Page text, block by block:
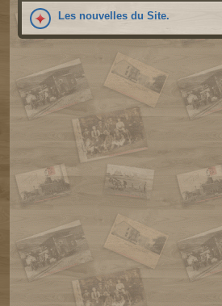
Les nouvelles du Site.